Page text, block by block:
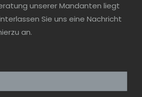
unserer Mandanten liegt
Sie uns eine Nachricht
an.